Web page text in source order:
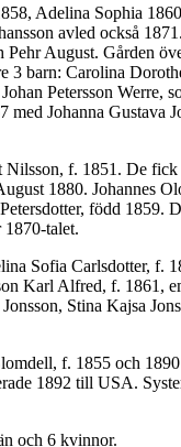
Adelina Sophia
avled också
August. Gården
3 barn: Carolina
Petersson Werre,
Johanna Gustava
Nilsson, f. 1851. De
1880. Johannes
född 1859.
1870-talet.
Sofia Carlsdotter, f.
Karl Alfred, f. 1861,
Stina Kajsa
f. 1855 och
1892 till USA.
och 6 kvinnor.